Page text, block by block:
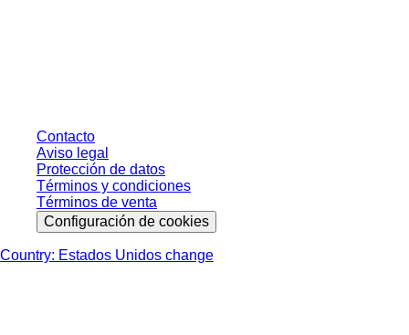
Contacto
Aviso legal
Protección de datos
Términos y condiciones
Términos de venta
Configuración de cookies
Country: Estados Unidos change